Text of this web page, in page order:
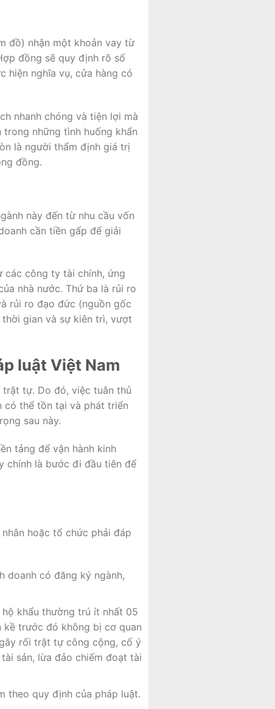
đồ) nhận một khoản vay từ
đồng sẽ quy định rõ số
hiện nghĩa vụ, cửa hàng có
nhanh chóng và tiện lợi mà
những tình huống khẩn
là người thẩm định giá trị
đồng.
này đến từ nhu cầu vốn
cần tiền gấp để giải
các công ty tài chính, ứng
nhà nước. Thứ ba là rủi ro
rủi ro đạo đức (nguồn gốc
gian và sự kiên trì, vượt
luật Việt Nam
trật tự. Do đó, việc tuân thủ
có thể tồn tại và phát triển
sau này.
tảng để vận hành kinh
chính là bước đi đầu tiên để
nhân hoặc tổ chức phải đáp
doanh có đăng ký ngành,
khẩu thường trú ít nhất 05
kề trước đó không bị cơ quan
rối trật tự công cộng, cố ý
sản, lừa đảo chiếm đoạt tài
theo quy định của pháp luật.